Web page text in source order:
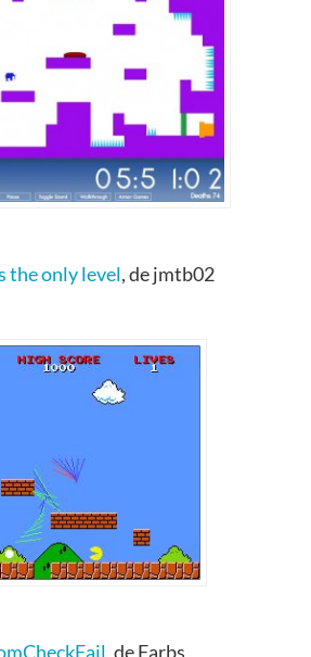
the only level, de jmtb02
, de Farbs